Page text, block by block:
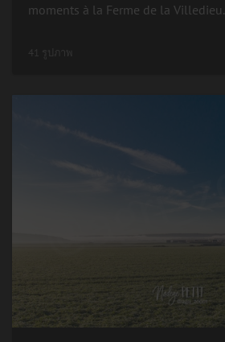
moments à la Ferme de la Villedieu.
41 รูปภาพ